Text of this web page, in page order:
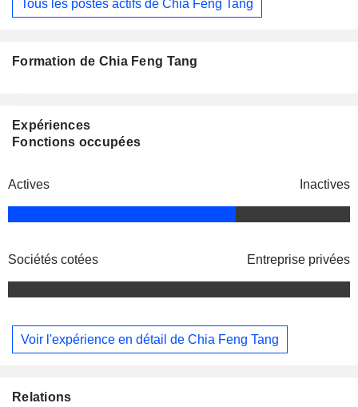
Tous les postes actifs de Chia Feng Tang
Formation de Chia Feng Tang
Expériences
Fonctions occupées
Actives Inactives
Sociétés cotées Entreprise privées
Voir l'expérience en détail de Chia Feng Tang
Relations